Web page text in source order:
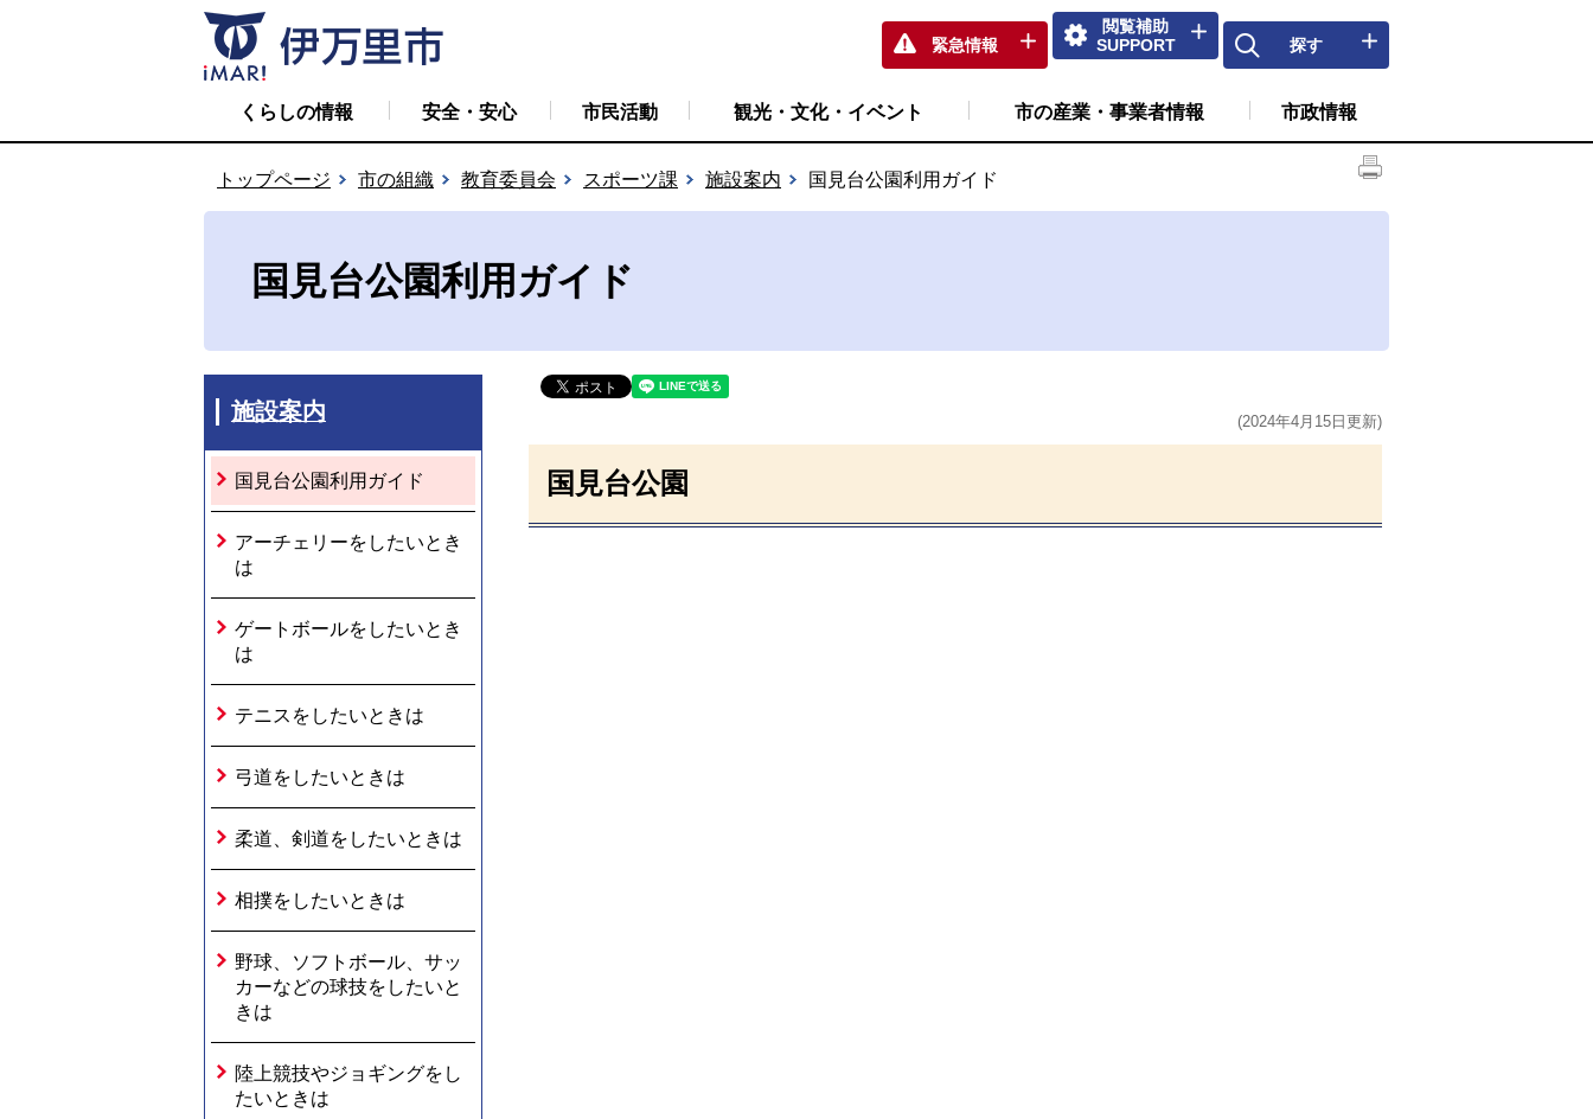
緊急情報
閲覧補助
SUPPORT
探す
くらしの情報 安全・安心 市民活動 観光・文化・イベント 市の産業・事業者情報 市政情報
トップページ 市の組織 教育委員会 スポーツ課 施設案内 国見台公園利用ガイド
国見台公園利用ガイド
施設案内
国見台公園利用ガイド
アーチェリーをしたいとき
は
ゲートボールをしたいとき
は
テニスをしたいときは
弓道をしたいときは
柔道、剣道をしたいときは
相撲をしたいときは
野球、ソフトボール、サッ
カーなどの球技をしたいと
きは
陸上競技やジョギングをし
たいときは
(2024年4月15日更新)
国見台公園